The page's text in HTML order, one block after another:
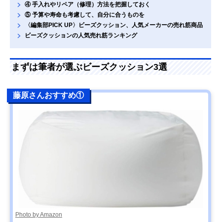
④ 手入れやリペア（修理）方法を把握しておく
⑤ 予算や寿命も考慮して、自分に合うものを
〈編集部PICK UP〉ビーズクッション、人気メーカーの売れ筋商品
ビーズクッションの人気売れ筋ランキング
まずは筆者が選ぶビーズクッション3選
藤原さんおすすめ①
Photo by Amazon